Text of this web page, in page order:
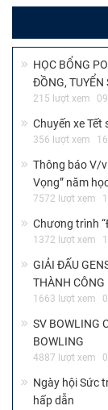
HỌC BỔNG
ĐỒNG, TUYỂN
215 lượt xem
Chuyến xe Tết
356 lượt xem
Thông báo V/
Vọng” năm
7572 lượt xem
Chương trình
1372 lượt xem
GIẢI ĐẤU
THÀNH CÔNG
1663 lượt xem
SV BOWLING
BOWLING
4887 lượt xem
Ngày hội Sức
hấp dẫn